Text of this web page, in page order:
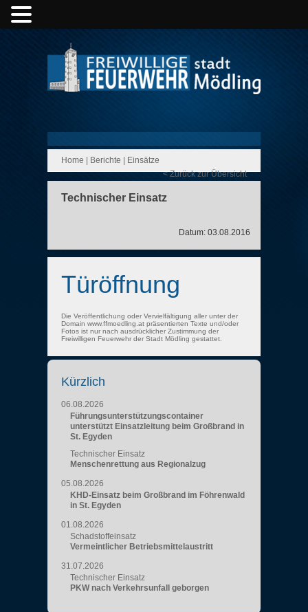
Home Berichte
Einsätze
< Zurück zur Übersicht
Technischer Einsatz
Datum: 03.08.2016
Türöffnung
Die Veröffentlichung oder Vervielfältigung aller unter der
Domain www.ffmoedling.at präsentierten Texte und/oder
Fotos ist nur nach ausdrücklicher Zustimmung der
Freiwilligen Feuerwehr der Stadt Mödling gestattet.
Kürzlich
06.08.2026
Führungsunterstützungscontainer
unterstützt Einsatzleitung beim Großbrand in
St. Egyden
Technischer Einsatz
Menschenrettung aus Regionalzug
05.08.2026
KHD-Einsatz beim Großbrand im Föhrenwald
in St. Egyden
01.08.2026
Schadstoffeinsatz
Vermeintlicher Betriebsmittelaustritt
31.07.2026
Technischer Einsatz
PKW nach Verkehrsunfall geborgen